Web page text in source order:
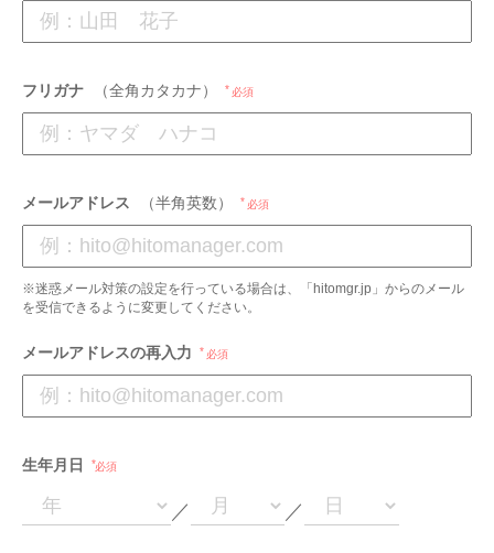
フリガナ （全角カタカナ） 必須
メールアドレス （半角英数） 必須
※迷惑メール対策の設定を行っている場合は、「hitomgr.jp」からのメール
を受信できるように変更してください。
メールアドレスの再入力 必須
生年月日 必須
／ ／